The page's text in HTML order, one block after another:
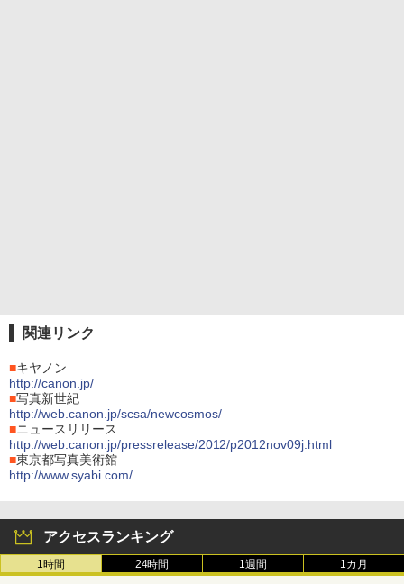
関連リンク
■キヤノン
http://canon.jp/
■写真新世紀
http://web.canon.jp/scsa/newcosmos/
■ニュースリリース
http://web.canon.jp/pressrelease/2012/p2012nov09j.html
■東京都写真美術館
http://www.syabi.com/
アクセスランキング
1時間 24時間 1週間 1カ月